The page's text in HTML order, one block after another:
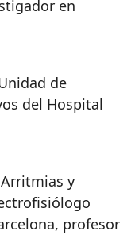
en
de
del Hospital
y
profesor